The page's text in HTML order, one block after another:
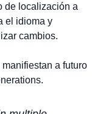
de localización a
el idioma y
cambios.
a futuro